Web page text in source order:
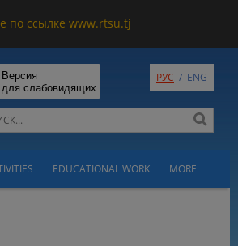
по ссылке www.rtsu.tj
Версия
для слабовидящих
РУС / ENG
EDUCATIONAL WORK MORE